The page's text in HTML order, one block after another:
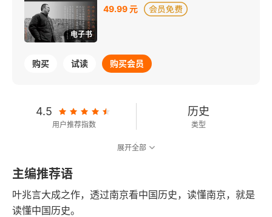
电子书
49.99 元
购买 试读 购买会员
4.5
用户推荐指数
历史
类型
244千字
字数
2019-08-01
发行日期
展开全部
主编推荐语
叶兆言大成之作，透过南京看中国历史，读懂南京，就是
读懂中国历史。